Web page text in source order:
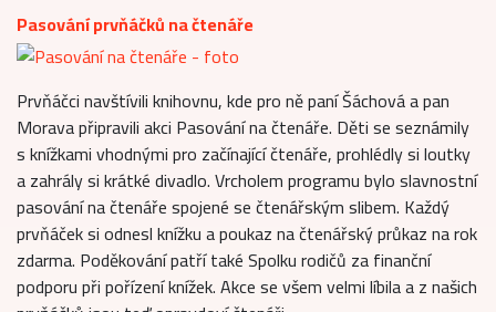
Pasování prvňáčků na čtenáře
Prvňáčci navštívili knihovnu, kde pro ně paní Šáchová a pan
Morava připravili akci Pasování na čtenáře. Děti se seznámily
s knížkami vhodnými pro začínající čtenáře, prohlédly si loutky
a zahrály si krátké divadlo. Vrcholem programu bylo slavnostní
pasování na čtenáře spojené se čtenářským slibem. Každý
prvňáček si odnesl knížku a poukaz na čtenářský průkaz na rok
zdarma. Poděkování patří také Spolku rodičů za finanční
podporu při pořízení knížek. Akce se všem velmi líbila a z našich